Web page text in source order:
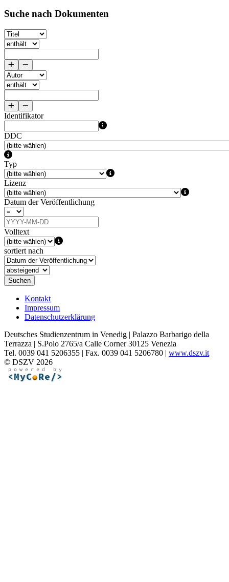
Suche nach Dokumenten
Identifikator
DDC
Typ
Lizenz
Datum der Veröffentlichung
Volltext
sortiert nach
Suchen
Kontakt
Impressum
Datenschutzerklärung
Deutsches Studienzentrum in Venedig | Palazzo Barbarigo della
Terrazza | S.Polo 2765/a Calle Corner 30125 Venezia
Tel. 0039 041 5206355 | Fax. 0039 041 5206780 | www.dszv.it
© DSZV 2026